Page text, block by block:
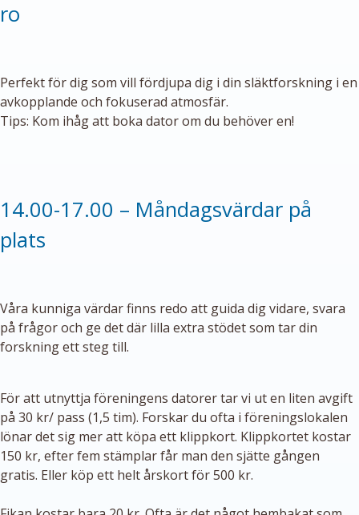
ro
Perfekt för dig som vill fördjupa dig i din släktforskning i en
avkopplande och fokuserad atmosfär.
Tips: Kom ihåg att boka dator om du behöver en!
14.00-17.00 – Måndagsvärdar på
plats
Våra kunniga värdar finns redo att guida dig vidare, svara
på frågor och ge det där lilla extra stödet som tar din
forskning ett steg till.
För att utnyttja föreningens datorer tar vi ut en liten avgift
på 30 kr/ pass (1,5 tim). Forskar du ofta i föreningslokalen
lönar det sig mer att köpa ett klippkort. Klippkortet kostar
150 kr, efter fem stämplar får man den sjätte gången
gratis. Eller köp ett helt årskort för 500 kr.